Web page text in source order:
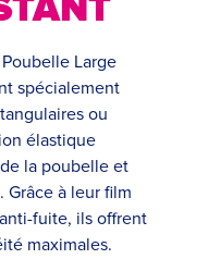
Large
spécialement
ou
élastique
la poubelle et
à leur film
fuite, ils offrent
maximales.